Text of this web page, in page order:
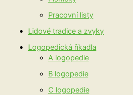
Pracovní listy
Lidové tradice a zvyky
Logopedická říkadla
A logopedie
B logopedie
C logopedie